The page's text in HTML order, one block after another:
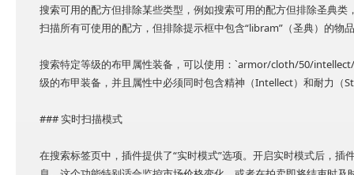
搜索可用的配方但排除某些类型，例如搜索可用的配方但排除圣典
扫描所有可使用的配方，但排除提示框中包含“libram”（圣典）的物
搜索特定等级的布甲属性装备，可以使用：`armor/cloth/50/
级的布甲装备，并且属性中必须同时包含精神（Intellect）和耐力（
### 实时扫描模式
在搜索标签页中，插件提供了“实时模式”选项。开启实时模式后，